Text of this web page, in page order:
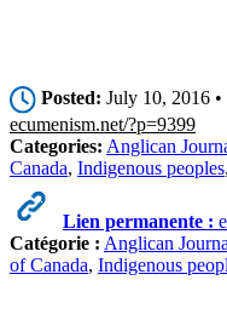
Posted: July 10, 2016 •
ecumenism.net/?p=9399
Categories: Anglican
Canada, Indigenous peoples,
Lien permanente :
Catégorie : Anglican
of Canada, Indigenous